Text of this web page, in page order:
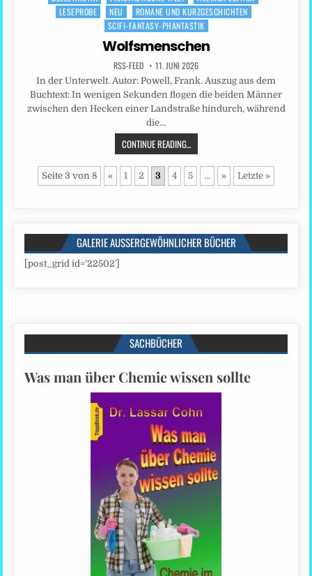
LESEPROBE
NEU
ROMANE UND KURZGESCHICHTEN
SCIFI-FANTASY-PHANTASTIK
Wolfsmenschen
RSS-FEED 11. JUNI 2026
In der Unterwelt. Autor: Powell, Frank. Auszug aus dem
Buchtext: In wenigen Sekunden flogen die beiden Männer
zwischen den Hecken einer Landstraße hindurch, während
die…
CONTINUE READING...
Seite 3 von 8 « 1 2 3 4 5 ... » Letzte »
GALERIE AUSSERGEWÖHNLICHER BÜCHER
[post_grid id=’22502′]
SACHBÜCHER
Was man über Chemie wissen sollte